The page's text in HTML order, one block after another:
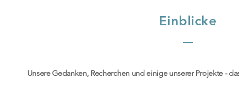
Einblicke
Unsere Gedanken, Recherchen und einige unserer Projekte -